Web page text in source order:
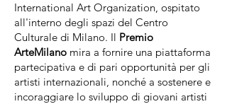
International Art Organization, ospitato
all'interno degli spazi del Centro
Culturale di Milano. Il Premio
ArteMilano mira a fornire una piattaforma
partecipativa e di pari opportunità per gli
artisti internazionali, nonché a sostenere e
incoraggiare lo sviluppo di giovani artisti